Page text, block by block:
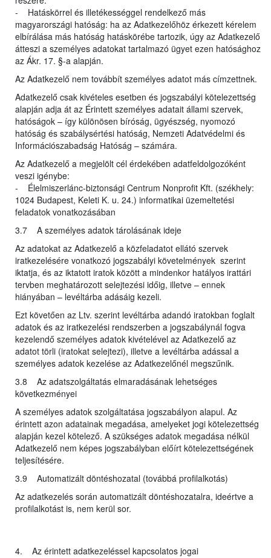
- Hatáskörrel és illetékességgel rendelkező más
magyarországi hatóság: ha az Adatkezelőhöz érkezett kérelem
elbírálása más hatóság hatáskörébe tartozik, úgy az Adatkezelő
átteszi a személyes adatokat tartalmazó ügyet ezen hatósághoz
az Ákr. 17. §-a alapján.
Az Adatkezelő nem továbbít személyes adatot más címzettnek.
Adatkezelő csak kivételes esetben és jogszabályi kötelezettség
alapján adja át az Érintett személyes adatait állami szervek,
hatóságok – így különösen bíróság, ügyészség, nyomozó
hatóság és szabálysértési hatóság, Nemzeti Adatvédelmi és
Információszabadság Hatóság – számára.
Az Adatkezelő a megjelölt cél érdekében adatfeldolgozóként
veszi igénybe:
- Élelmiszerlánc-biztonsági Centrum Nonprofit Kft. (székhely:
1024 Budapest, Keleti K. u. 24.) informatikai üzemeltetési
feladatok vonatkozásában
3.7 A személyes adatok tárolásának ideje
Az adatokat az Adatkezelő a közfeladatot ellátó szervek
iratkezelésére vonatkozó jogszabályi követelmények szerint
iktatja, és az iktatott iratok között a mindenkor hatályos irattári
tervben meghatározott selejtezési időig, illetve – ennek
hiányában – levéltárba adásáig kezeli.
Ezt követően az Ltv. szerint levéltárba adandó iratokban foglalt
adatok és az iratkezelési rendszerben a jogszabálynál fogva
kezelendő személyes adatok kivételével az Adatkezelő az
adatot törli (iratokat selejtezi), illetve a levéltárba adással a
személyes adatok kezelése az Adatkezelőnél megszűnik.
3.8 Az adatszolgáltatás elmaradásának lehetséges
következményei
A személyes adatok szolgáltatása jogszabályon alapul. Az
érintett azon adatainak megadása, amelyeket jogi kötelezettség
alapján kezel kötelező. A szükséges adatok megadása nélkül
Adatkezelő nem képes jogszabályban előírt kötelezettségének
teljesítésére.
3.9 Automatizált döntéshozatal (továbbá profilalkotás)
Az adatkezelés során automatizált döntéshozatalra, ideértve a
profilalkotást is, nem kerül sor.
4. Az érintett adatkezeléssel kapcsolatos jogai